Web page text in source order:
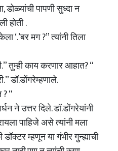
पापणी सुध्दा न
होती .
‘.’बर मग ?” त्यांनी तिला
तुम्ही काय करणार आहात? “
डॉ.डोंगरेम्हणाले.
“
ने उत्तर दिले. डॉ.डोंगरेयांनी
पाहिजे असे त्यांनी मला
म्हणून या गंभीर गुन्ह्याची